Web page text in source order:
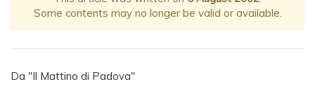
Some contents may no longer be valid or available.
Da "Il Mattino di Padova"